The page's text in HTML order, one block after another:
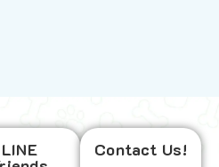
LINE
Contact Us!